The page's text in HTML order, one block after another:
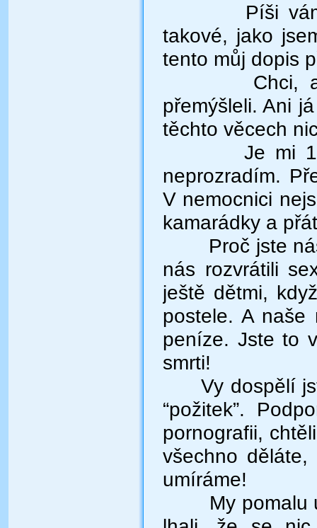
Píši
takové, jako
tento můj dopis
Chci,
přemýšleli. Ani
těchto věcech
Je mi
neprozradím.
V nemocnici
kamarádky a
Proč jste
nás rozvrátili
ještě dětmi,
postele. A
peníze. Jste to
smrti!
Vy dospělí
“požitek”.
pornografii,
všechno
umíráme!
My pomalu